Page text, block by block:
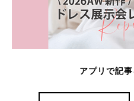
アプリで記